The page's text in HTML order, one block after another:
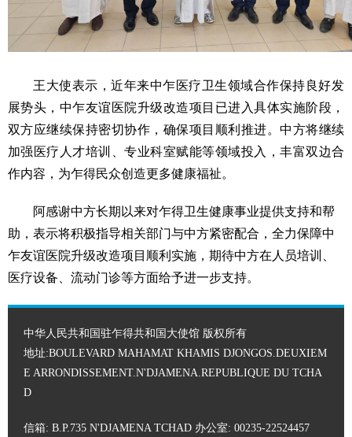
王大使表示，近年来中乍医疗卫生领域合作保持良好发
展势头，中乍友谊医院升级改造项目已进入具体实施阶段，
双方应继续保持密切协作，确保项目顺利推进。中方将继续
加强医疗人才培训、专业科室赋能等领域投入，丰富双边合
作内容，为乍得民众创造更多健康福祉。
阿感谢中方长期以来对乍得卫生健康事业提供支持和帮
助，表示将积极指导相关部门与中方紧密配合，全力保障中
乍友谊医院升级改造项目顺利实施，期待中方在人员培训、
医疗设备、流动门诊等方面给予进一步支持。
中华人民共和国驻乍得共和国大使馆 版权所有
地址:BOULEVARD MAHAMAT KHAMIS DJONGOS.DEUXIEM
E ARRONDISSEMENT.N'DJAMENA.REPUBLIQUE DU TCHA
D
信箱: B.P.735 N'DJAMENA TCHAD 办公室: 00235-22524457